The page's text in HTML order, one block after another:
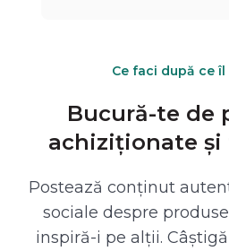
Ce faci după ce
Bucură-te de
achiziționate și
Postează conținut
sociale despre
inspiră-i pe alții.